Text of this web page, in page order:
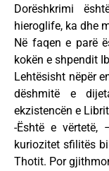
Dorëshkrimi
hieroglife, ka dhe
Në faqen e parë
kokën e shpendit
Lehtësisht nëpër
dëshmitë e
ekzistencën e
-Është e
kuriozitet sfilitës
Thotit. Por